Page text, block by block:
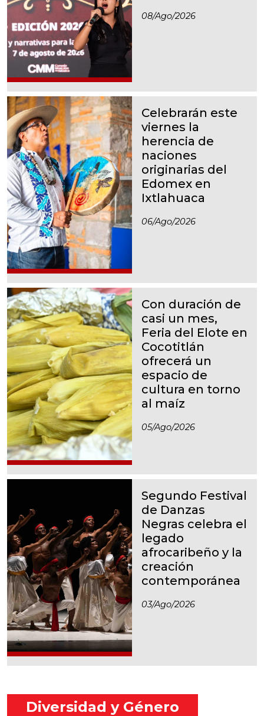
08/ago/2026
Celebrarán este
viernes la
herencia de
naciones
originarias del
Edomex en
Ixtlahuaca
06/ago/2026
Con duración de
casi un mes,
Feria del Elote en
Cocotitlán
ofrecerá un
espacio de
cultura en torno
al maíz
05/ago/2026
Segundo Festival
de Danzas
Negras celebra el
legado
afrocaribeño y la
creación
contemporánea
03/ago/2026
Diversidad y Género